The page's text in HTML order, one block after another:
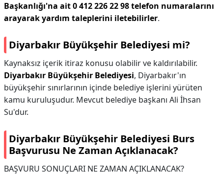
Başkanlığı'na ait 0 412 226 22 98 telefon numaralarını
arayarak yardım taleplerini iletebilirler.
Diyarbakır Büyükşehir Belediyesi mi?
Kaynaksız içerik itiraz konusu olabilir ve kaldırılabilir.
Diyarbakır Büyükşehir Belediyesi, Diyarbakır'ın
büyükşehir sınırlarının içinde belediye işlerini yürüten
kamu kuruluşudur. Mevcut belediye başkanı Ali İhsan
Su'dur.
Diyarbakır Büyükşehir Belediyesi Burs
Başvurusu Ne Zaman Açıklanacak?
BAŞVURU SONUÇLARI NE ZAMAN AÇIKLANACAK?